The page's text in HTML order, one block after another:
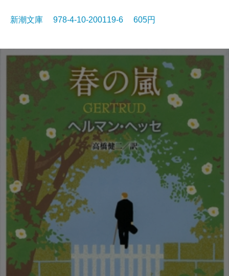
新潮文庫 978-4-10-200119-6 605円